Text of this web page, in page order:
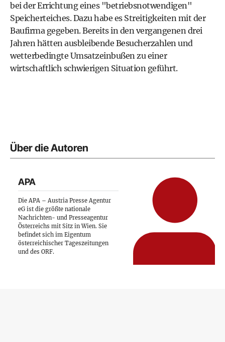
bei der Errichtung eines "betriebsnotwendigen"
Speicherteiches. Dazu habe es Streitigkeiten mit der
Baufirma gegeben. Bereits in den vergangenen drei
Jahren hätten ausbleibende Besucherzahlen und
wetterbedingte Umsatzeinbußen zu einer
wirtschaftlich schwierigen Situation geführt.
Über die Autoren
APA
Die APA – Austria Presse Agentur
eG ist die größte nationale
Nachrichten- und Presseagentur
Österreichs mit Sitz in Wien. Sie
befindet sich im Eigentum
österreichischer Tageszeitungen
und des ORF.